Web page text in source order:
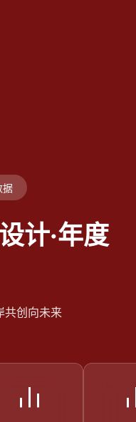
据
计·年度
共创向未来